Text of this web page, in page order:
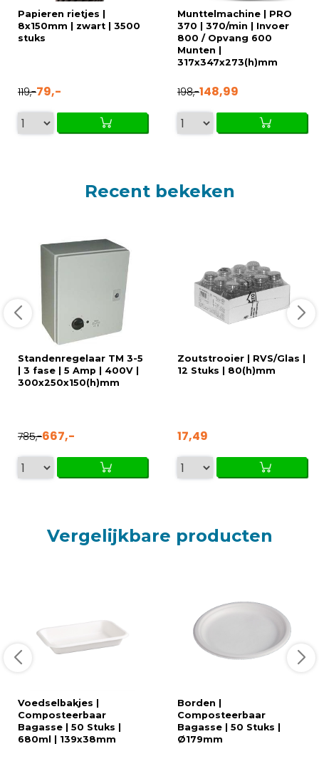
Papieren rietjes |
8x150mm | zwart | 3500
stuks
119,-79,-
Munttelmachine | PRO
370 | 370/min | Invoer
800 / Opvang 600
Munten |
317x347x273(h)mm
198,-148,99
Recent bekeken
Standenregelaar TM 3-5
| 3 fase | 5 Amp | 400V |
300x250x150(h)mm
785,-667,-
Zoutstrooier | RVS/Glas |
12 Stuks | 80(h)mm
17,49
Vergelijkbare producten
Voedselbakjes |
Composteerbaar
Bagasse | 50 Stuks |
680ml | 139x38mm
Borden |
Composteerbaar
Bagasse | 50 Stuks |
Ø179mm